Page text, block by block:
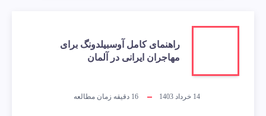
راهنمای کامل آوسبیلدونگ برای
مهاجران ایرانی در آلمان
14 خرداد 1403 16 دقیقه زمان مطالعه